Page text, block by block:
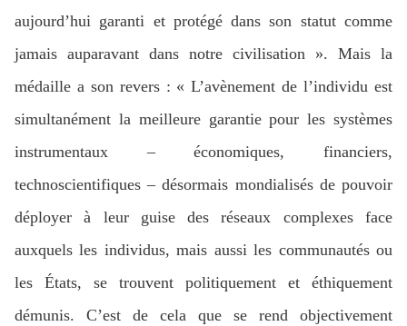
aujourd’hui garanti et protégé dans son statut comme
jamais auparavant dans notre civilisation ». Mais la
médaille a son revers : « L’avènement de l’individu est
simultanément la meilleure garantie pour les systèmes
instrumentaux – économiques, financiers,
technoscientifiques – désormais mondialisés de pouvoir
déployer à leur guise des réseaux complexes face
auxquels les individus, mais aussi les communautés ou
les États, se trouvent politiquement et éthiquement
démunis. C’est de cela que se rend objectivement